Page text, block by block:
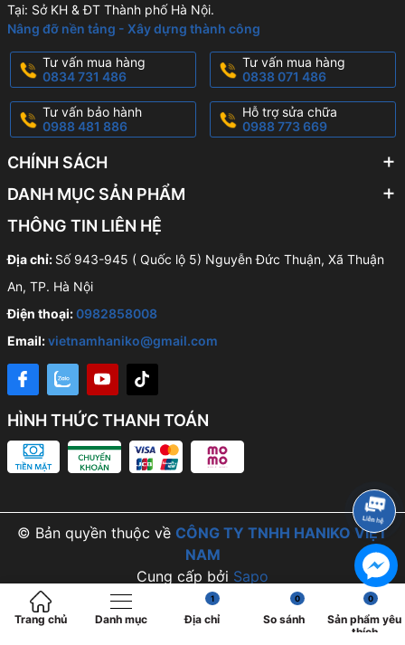
Tại: Sở KH & ĐT Thành phố Hà Nội.
Nâng đỡ nền tảng - Xây dựng thành công
Tư vấn mua hàng
0834 731 486
Tư vấn mua hàng
0838 071 486
Tư vấn bảo hành
0988 481 886
Hỗ trợ sửa chữa
0988 773 669
CHÍNH SÁCH
DANH MỤC SẢN PHẨM
THÔNG TIN LIÊN HỆ
Địa chỉ: Số 943-945 ( Quốc lộ 5) Nguyễn Đức Thuận, Xã Thuận
An, TP. Hà Nội
Điện thoại:0982858008
Email:vietnamhaniko@gmail.com
HÌNH THỨC THANH TOÁN
© Bản quyền thuộc về CÔNG TY TNHH HANIKO VIỆT
NAM
Cung cấp bởi Sapo
Trang chủ Danh mục
1
Địa chỉ
0
So sánh
0
Sản phẩm yêu
thích